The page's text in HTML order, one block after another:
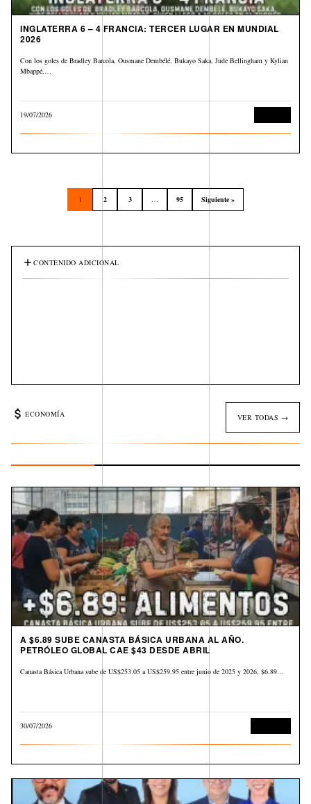
INGLATERRA 6 – 4 FRANCIA: TERCER LUGAR EN MUNDIAL
2026
Con los goles de Bradley Barcola, Ousmane Dembélé, Bukayo Saka, Jude Bellingham y Kylian
Mbappé,…
19/07/2026
1 2 3 … 95 Siguiente »
CONTENIDO ADICIONAL
ECONOMÍA VER TODAS →
A $6.89 SUBE CANASTA BÁSICA URBANA AL AÑO.
PETRÓLEO GLOBAL CAE $43 DESDE ABRIL
Canasta Básica Urbana sube de US$253.05 a US$259.95 entre junio de 2025 y 2026, $6.89…
30/07/2026